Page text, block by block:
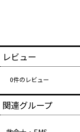
レビュー
0件のレビュー
関連グループ